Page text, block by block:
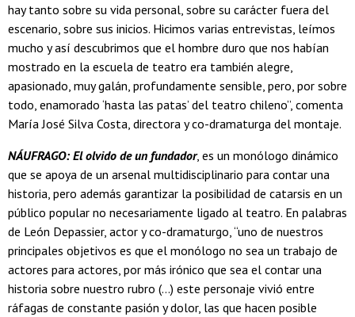
hay tanto sobre su vida personal, sobre su carácter fuera del
escenario, sobre sus inicios. Hicimos varias entrevistas, leímos
mucho y así descubrimos que el hombre duro que nos habían
mostrado en la escuela de teatro era también alegre,
apasionado, muy galán, profundamente sensible, pero, por sobre
todo, enamorado ‘hasta las patas’ del teatro chileno”, comenta
María José Silva Costa, directora y co-dramaturga del montaje.
NÁUFRAGO: El olvido de un fundador, es un monólogo dinámico
que se apoya de un arsenal multidisciplinario para contar una
historia, pero además garantizar la posibilidad de catarsis en un
público popular no necesariamente ligado al teatro. En palabras
de León Depassier, actor y co-dramaturgo, “uno de nuestros
principales objetivos es que el monólogo no sea un trabajo de
actores para actores, por más irónico que sea el contar una
historia sobre nuestro rubro (…) este personaje vivió entre
ráfagas de constante pasión y dolor, las que hacen posible